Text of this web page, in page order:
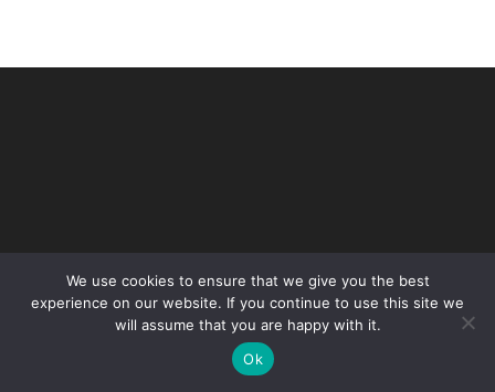
Copyright - WordPress Theme by OceanWP
We use cookies to ensure that we give you the best
experience on our website. If you continue to use this site we
will assume that you are happy with it.
Ok